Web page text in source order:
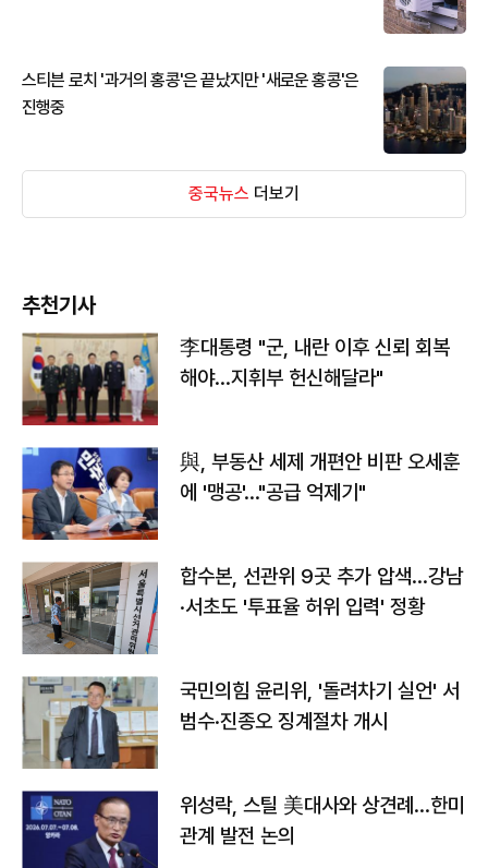
스티븐 로치 '과거의 홍콩'은 끝났지만 '새로운 홍콩'은
진행중
중국뉴스 더보기
추천기사
李대통령 "군, 내란 이후 신뢰 회복
해야…지휘부 헌신해달라"
與, 부동산 세제 개편안 비판 오세훈
에 '맹공'…"공급 억제기"
합수본, 선관위 9곳 추가 압색…강남
·서초도 '투표율 허위 입력' 정황
국민의힘 윤리위, '돌려차기 실언' 서
범수·진종오 징계절차 개시
위성락, 스틸 美대사와 상견례…한미
관계 발전 논의